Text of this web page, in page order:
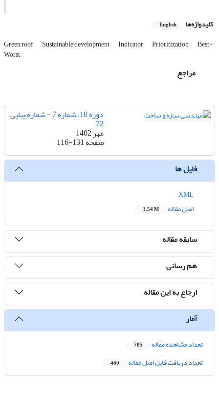
کلیدواژه‌ها English
Green roof Sustainable development Indicator Prioritization Best-
Worst
مراجع
دوره 10، شماره 7 - شماره پیاپی
72
مهر 1402
صفحه116-131
فایل ها
اصل مقاله
1.54 M
سابقه مقاله
هم رسانی
ارجاع به این مقاله
آمار
تعداد مشاهده مقاله 705
تعداد دریافت فایل اصل مقاله 460